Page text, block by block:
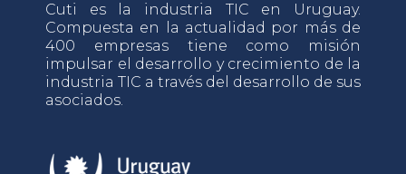
Cuti es la industria TIC en Uruguay.
Compuesta en la actualidad por más de
400 empresas tiene como misión
impulsar el desarrollo y crecimiento de la
industria TIC a través del desarrollo de sus
asociados.